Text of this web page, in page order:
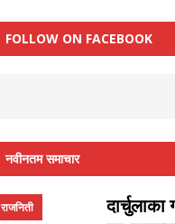
FOLLOW ON FACEBOOK
नवीनतम समाचार
राजनिती